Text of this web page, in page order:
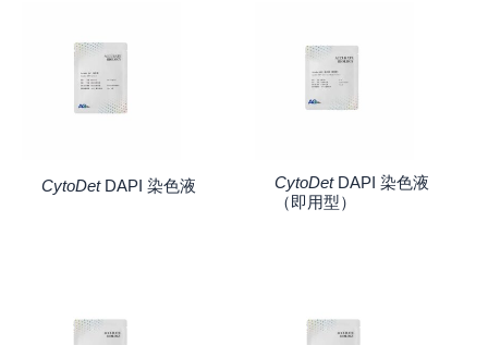
CytoDetDAPI 染色液 CytoDetDAPI 染色液
（即用型）